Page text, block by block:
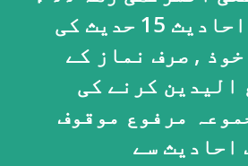
* سے مروی 19 احادیث 15 حدیث کی
, صرف نماز کے
الیدین کرنے کی
مرفوع موقوف
احادیث سے